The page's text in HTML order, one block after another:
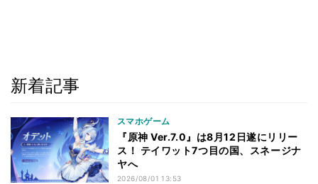
新着記事
スマホゲーム
『原神 Ver.7.0』は8月12日遂にリリー
ス！ テイワット7つ目の国、スネージナ
ヤへ
2026/08/01 13:53